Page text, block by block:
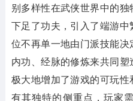
别多样性在武侠世界中的
下足了功夫，引入了端游
位不再单一地由门派技能决
内功、经脉的修炼来共同塑
极大地增加了游戏的可玩
有其独特的侧重点，玩家